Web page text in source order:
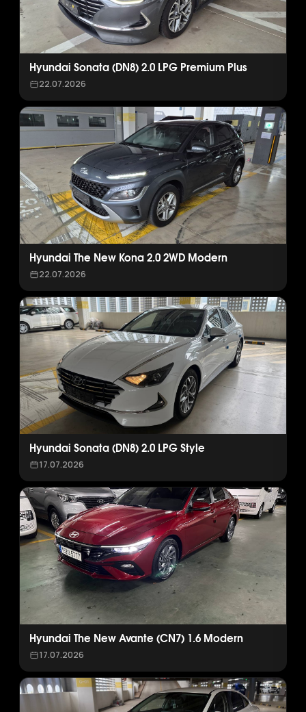
Hyundai Sonata (DN8) 2.0 LPG Premium Plus
22.07.2026
Hyundai The New Kona 2.0 2WD Modern
22.07.2026
Hyundai Sonata (DN8) 2.0 LPG Style
17.07.2026
Hyundai The New Avante (CN7) 1.6 Modern
17.07.2026